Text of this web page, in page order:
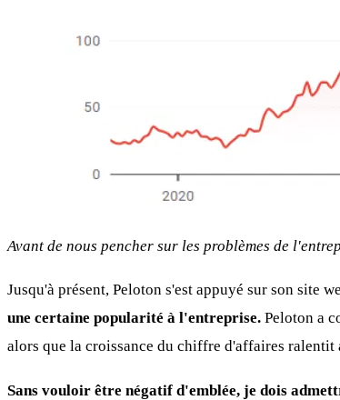
Avant de nous pencher sur les problèmes de
Jusqu'à présent, Peloton s'est appuyé sur son site
une certaine popularité à l'entreprise. Peloton a
alors que la croissance du chiffre d'affaires ralentit
Sans vouloir être négatif d'emblée, je dois